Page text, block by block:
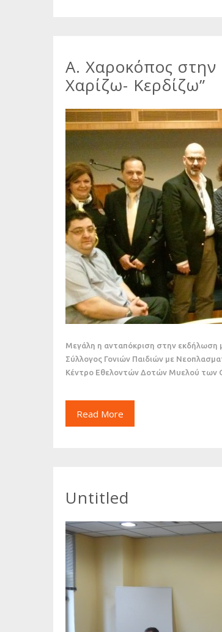
Α. Χαροκόπος
Χαρίζω- Κερδίζω”
Μεγάλη η ανταπόκριση στην
Σύλλογος Γονιών Παιδιών με
Κέντρο Εθελοντών Δοτών Μυελού
Read More
Untitled